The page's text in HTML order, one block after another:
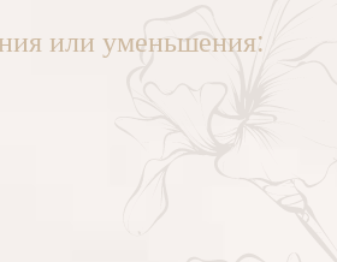
или уменьшения: